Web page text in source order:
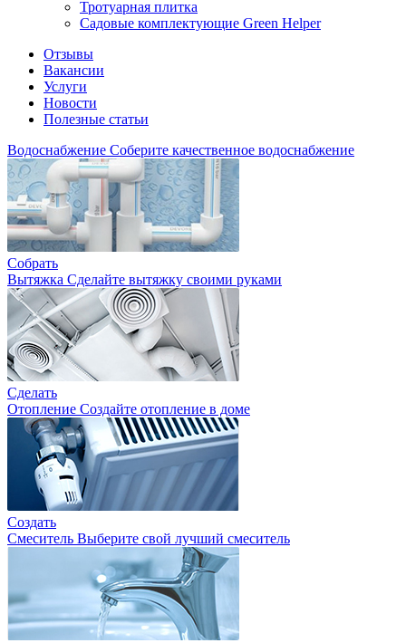
Тротуарная плитка
Садовые комплектующие Green Helper
Отзывы
Вакансии
Услуги
Новости
Полезные статьи
Водоснабжение Соберите качественное водоснабжение
Собрать
Вытяжка Сделайте вытяжку своими руками
Сделать
Отопление Создайте отопление в доме
Создать
Смеситель Выберите свой лучший смеситель